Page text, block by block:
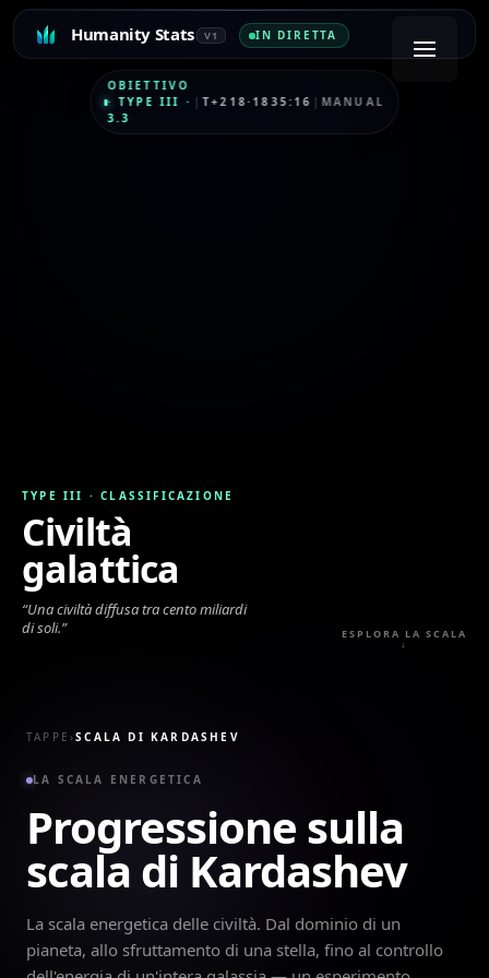
Humanity Stats V1 IN DIRETTA
OBIETTIVO
·TYPE III ·
3.3
|T+218·1835:16 | MANUAL
TYPE III ·CLASSIFICAZIONE
Civiltà
galattica
“Una civiltà diffusa tra cento miliardi
di soli.” ESPLORA LA SCALA
↓
TAPPE ›SCALA DI KARDASHEV
LA SCALA ENERGETICA
Progressione sulla
scala di Kardashev
La scala energetica delle civiltà. Dal dominio di un
pianeta, allo sfruttamento di una stella, fino al controllo